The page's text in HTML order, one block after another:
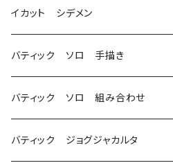
イカット シデメン
バティック ソロ 手描き
バティック ソロ 組み合わせ
バティック ジョグジャカルタ